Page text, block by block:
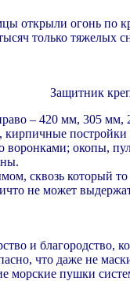
открыли огонь по
только
Защитник
– 420 мм, 305
воронками; окопы,
сквозь который
не может
и благородство,
что даже не
морские пушки